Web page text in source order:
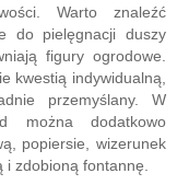
Warto znaleźć
do pielęgnacji duszy
figury ogrodowe.
kwestią indywidualną,
przemyślany. W
można dodatkowo
popiersie, wizerunek
zdobioną fontannę.